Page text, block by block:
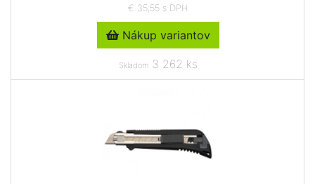
€ 35,55 s DPH
Nákup variantov
Skladom3 262 ks